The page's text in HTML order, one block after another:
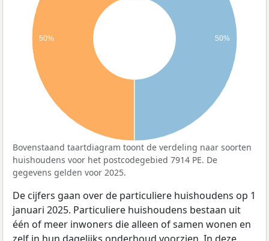
50% 50%
Bovenstaand taartdiagram toont de verdeling naar soorten
huishoudens voor het postcodegebied 7914 PE. De
gegevens gelden voor 2025.
De cijfers gaan over de particuliere huishoudens op 1
januari 2025. Particuliere huishoudens bestaan uit
één of meer inwoners die alleen of samen wonen en